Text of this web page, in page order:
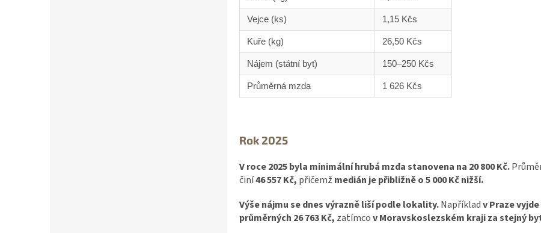
Vejce (ks) 1,15 Kčs
Kuře (kg) 26,50 Kčs
Nájem (státní byt) 150–250 Kčs
Průměrná mzda 1 626 Kčs
Rok 2025
V roce 2025 byla minimální hrubá mzda stanovena na 20 800 Kč.
činí46 557 Kč, přičemž medián je přibližně o 5 000 Kč nižší.
Výše nájmu se dnes výrazně liší podle lokality.Napříkladv Praze
průměrných 26 763 Kč, zatímcov Moravskoslezském kraji za stejný